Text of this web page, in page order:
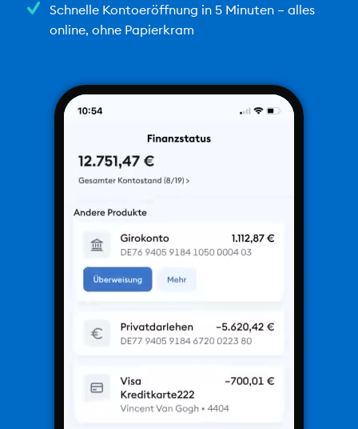
Schnelle Kontoeröffnung in 5 Minuten – alles
online, ohne Papierkram